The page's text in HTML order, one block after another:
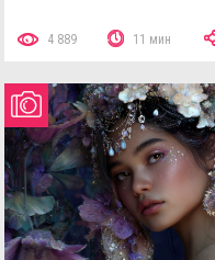
4 889 11 мин